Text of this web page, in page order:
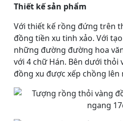
Thiết kế sản phẩm
Với thiết kế rồng đứng trên
đồng tiền xu tinh xảo. Với
những đường đường hoa
với 4 chữ Hán. Bên dưới thỏi
đồng xu được xếp chồng lên